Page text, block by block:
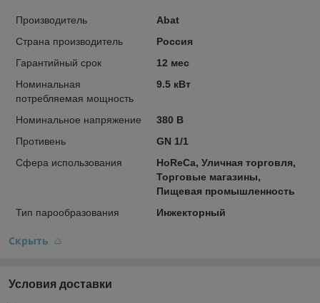
Производитель
Abat
Страна производитель
Россия
Гарантийный срок
12 мес
Номинальная
потребляемая мощность
9.5 кВт
Номинальное напряжение
380 В
Противень
GN 1/1
Сфера использования
HoReCa, Уличная торговля,
Торговые магазины,
Пищевая промышленность
Тип парообразования
Инжекторный
Скрыть
Условия доставки